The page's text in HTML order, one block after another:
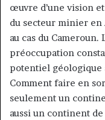
œuvre d’une vision
du secteur minier en
au cas du
préoccupation
potentiel géologique
Comment faire en
seulement un
aussi un continent